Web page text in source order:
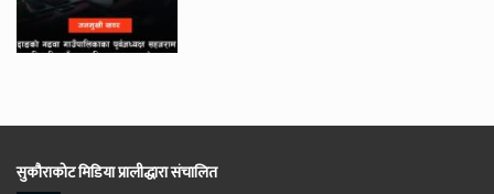
सुकौराकोट मिडिया प्रालीद्धारा संचालित